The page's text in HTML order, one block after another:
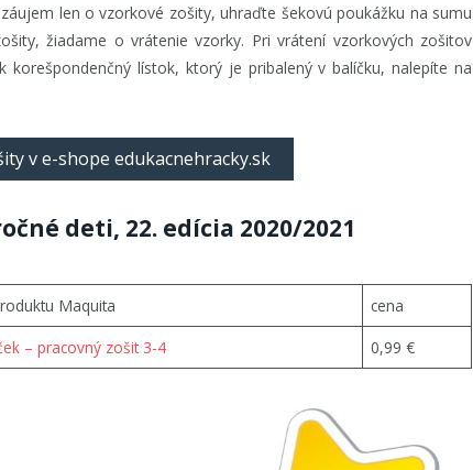
len o vzorkové zošity, uhraďte šekovú poukážku na sumu
žiadame o vrátenie vzorky. Pri vrátení vzorkových zošitov
korešpondenčný lístok, ktorý je pribalený v balíčku, nalepíte na
v e-shope edukacnehracky.sk
deti, 22. edícia 2020/2021
Maquita
cena
– pracovný zošit 3-4 0,99 €